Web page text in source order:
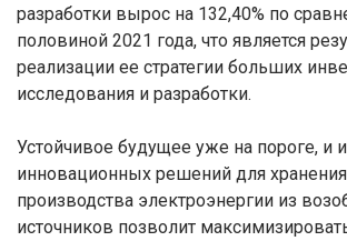
разработки вырос на 132,40% по
половиной 2021 года, что является
реализации ее стратегии больших
исследования и разработки.
Устойчивое будущее уже на пороге, и
инновационных решений для
производства электроэнергии из
источников позволит